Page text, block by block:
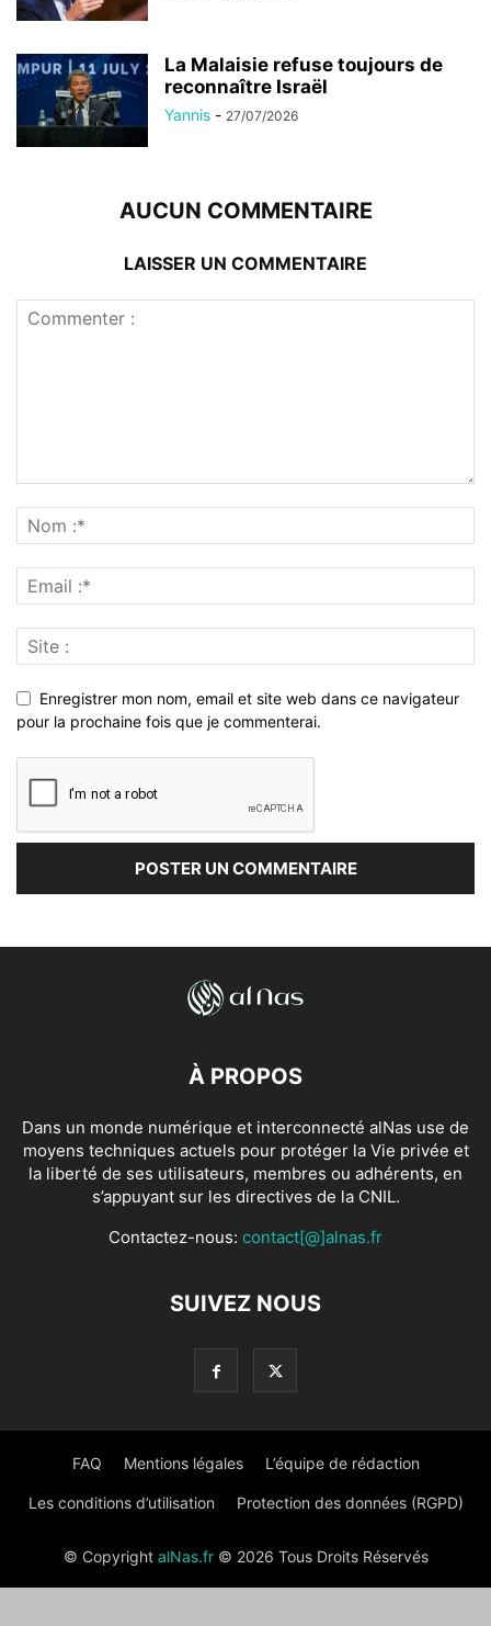
La Malaisie refuse toujours de
reconnaître Israël
Yannis - 27/07/2026
AUCUN COMMENTAIRE
LAISSER UN COMMENTAIRE
Enregistrer mon nom, email et site web dans ce navigateur
pour la prochaine fois que je commenterai.
À PROPOS
Dans un monde numérique et interconnecté alNas use de
moyens techniques actuels pour protéger la Vie privée et
la liberté de ses utilisateurs, membres ou adhérents, en
s’appuyant sur les directives de la CNIL.
Contactez-nous: contact[@]alnas.fr
SUIVEZ NOUS
FAQ Mentions légales L’équipe de rédaction
Les conditions d’utilisation Protection des données (RGPD)
© Copyright alNas.fr© 2026 Tous Droits Réservés